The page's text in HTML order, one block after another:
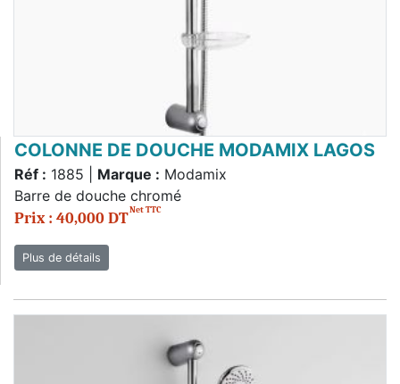
COLONNE DE DOUCHE MODAMIX LAGOS
Réf : 1885 | Marque : Modamix
Barre de douche chromé
Prix : 40,000 DTNet TTC
Plus de détails